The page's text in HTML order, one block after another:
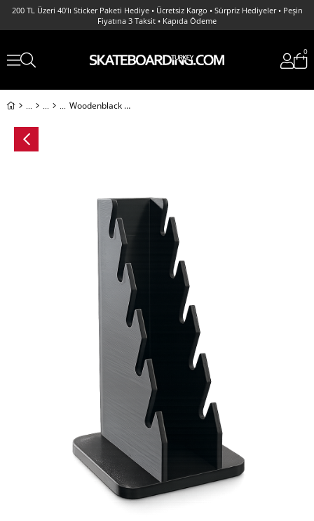
200 TL Üzeri 40'lı Sticker Paketi Hediye • Ücretsiz Kargo • Sürpriz Hediyeler • Peşin
Fiyatına 3 Taksit • Kapıda Ödeme
0
Woodenblack Fingerboard Desktop Stand